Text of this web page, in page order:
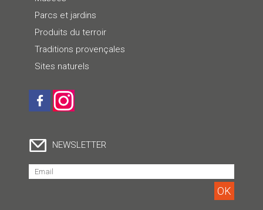
Parcs et jardins
Produits du terroir
Traditions provençales
Sites naturels
NEWSLETTER